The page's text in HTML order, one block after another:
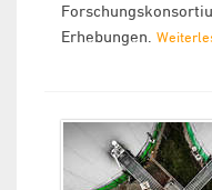
Erhebungen.